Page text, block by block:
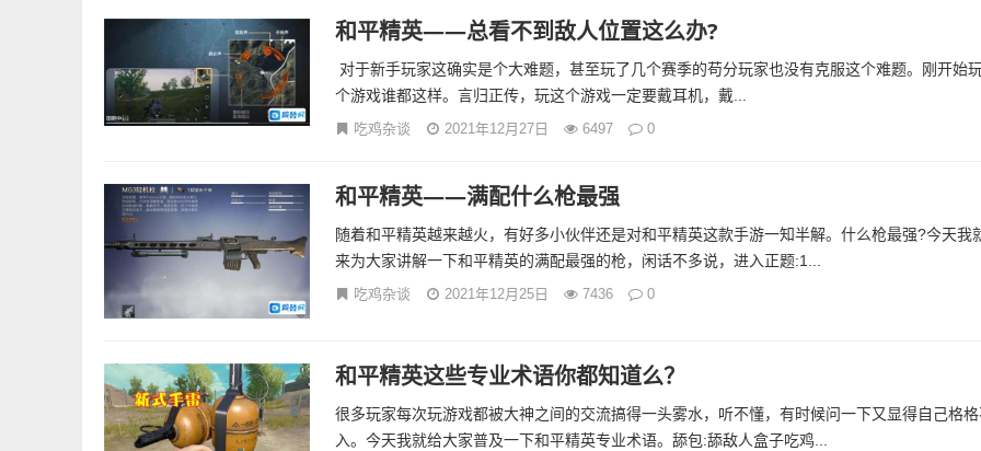
和平精英——总看不到敌人位置这么办?
对于新手玩家这确实是个大难题，甚至玩了几个赛季的苟分玩家也没有克服这个难题。刚开始
个游戏谁都这样。言归正传，玩这个游戏一定要戴耳机，戴...
吃鸡杂谈 2021年12月27日 6497 0
和平精英——满配什么枪最强
随着和平精英越来越火，有好多小伙伴还是对和平精英这款手游一知半解。什么枪最强?今天我
来为大家讲解一下和平精英的满配最强的枪，闲话不多说，进入正题:1...
吃鸡杂谈 2021年12月25日 7436 0
和平精英这些专业术语你都知道么？
很多玩家每次玩游戏都被大神之间的交流搞得一头雾水，听不懂，有时候问一下又显得自己格
入。今天我就给大家普及一下和平精英专业术语。舔包:舔敌人盒子吃鸡...